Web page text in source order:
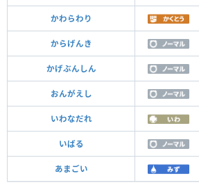
かわらわり
からげんき
かげぶんしん
おんがえし
いわなだれ
いばる
あまごい